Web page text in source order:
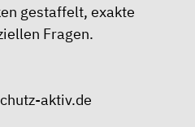
gestaffelt, exakte
Fragen.
aktiv.de